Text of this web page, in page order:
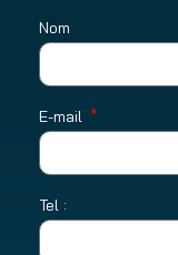
Nom
E-mail
Tel :